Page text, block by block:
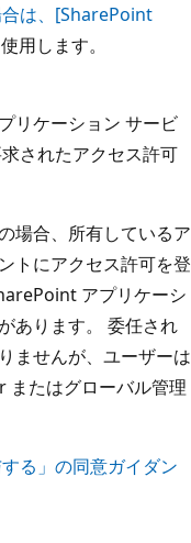
は、[SharePoint
用します。
リケーション サービ
されたアクセス許可
場合、所有しているア
トにアクセス許可を登
アプリケーシ
あります。 委任され
ませんが、ユーザーは
たはグローバル管理
る」の同意ガイダン